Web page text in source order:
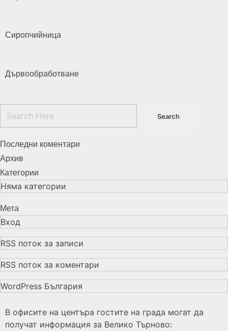
Сиропчийница
Дървообработване
Последни коментари
Архив
Категории
Няма категории
Мета
Вход
RSS поток за записи
RSS поток за коментари
WordPress България
В офисите на центъра гостите на града могат да
получат информация за Велико Търново: